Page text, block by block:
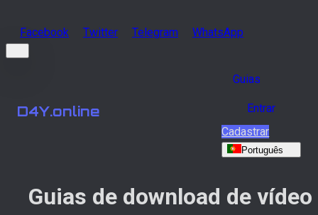
Facebook Twitter Telegram WhatsApp
D4Y.online
Guias
Entrar
Cadastrar
Português
Guias de download de vídeo